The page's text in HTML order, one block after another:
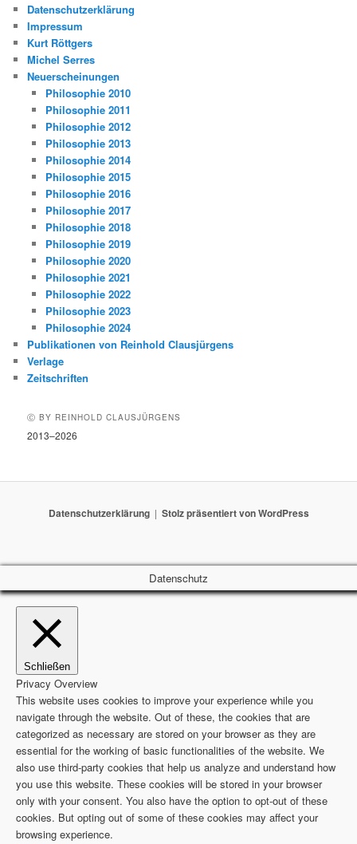
Datenschutzerklärung
Impressum
Kurt Röttgers
Michel Serres
Neuerscheinungen
Philosophie 2010
Philosophie 2011
Philosophie 2012
Philosophie 2013
Philosophie 2014
Philosophie 2015
Philosophie 2016
Philosophie 2017
Philosophie 2018
Philosophie 2019
Philosophie 2020
Philosophie 2021
Philosophie 2022
Philosophie 2023
Philosophie 2024
Publikationen von Reinhold Clausjürgens
Verlage
Zeitschriften
Ⓒ BY REINHOLD CLAUSJÜRGENS
2013–2026
Datenschutzerklärung Stolz präsentiert von WordPress
Datenschutz
Schließen
Privacy Overview
This website uses cookies to improve your experience while you
navigate through the website. Out of these, the cookies that are
categorized as necessary are stored on your browser as they are
essential for the working of basic functionalities of the website. We
also use third-party cookies that help us analyze and understand how
you use this website. These cookies will be stored in your browser
only with your consent. You also have the option to opt-out of these
cookies. But opting out of some of these cookies may affect your
browsing experience.